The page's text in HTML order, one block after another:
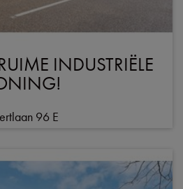
INDUSTRIËLE
96 E